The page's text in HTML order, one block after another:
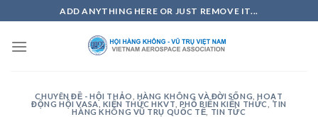
to
content
ADD ANYTHING HERE OR JUST REMOVE IT...
CHUYÊN ĐỀ - HỘI THẢO HÀNG KHÔNG VÀ ĐỜI SỐNG ,HOẠT
ĐỘNG HỘI VASA, KIẾN THỨC HKVT PHỔ BIẾN KIẾN THỨC
TIN
HÀNG KHÔNG VŨ TRỤ QUỐC TẾ
TIN TỨC